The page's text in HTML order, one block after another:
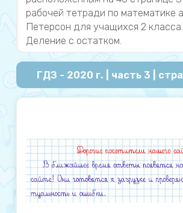
рабочей тетради по математике
Петерсон для учащихся 2
Деление с остатком.
ГДЗ - 2020 г. | часть 3 |